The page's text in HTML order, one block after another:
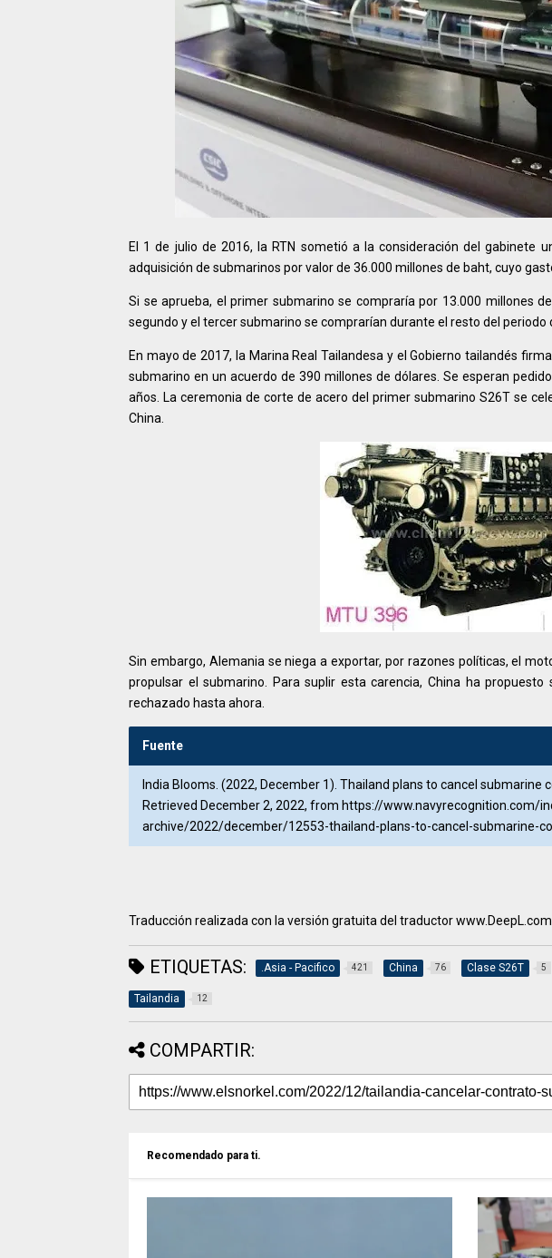
El 1 de julio de 2016, la RTN sometió a la consideración del gabinete
adquisición de submarinos por valor de 36.000 millones de baht, cuyo
Si se aprueba, el primer submarino se compraría por 13.000 millones
segundo y el tercer submarino se comprarían durante el resto del periodo
En mayo de 2017, la Marina Real Tailandesa y el Gobierno tailandés
submarino en un acuerdo de 390 millones de dólares. Se esperan
años. La ceremonia de corte de acero del primer submarino S26T se
China.
Sin embargo, Alemania se niega a exportar, por razones políticas, el
propulsar el submarino. Para suplir esta carencia, China ha propuesto
rechazado hasta ahora.
Fuente
India Blooms. (2022, December 1). Thailand plans to cancel submarine
Retrieved December 2, 2022, from https://www.navyrecognition.com/
archive/2022/december/12553-thailand-plans-to-cancel-submarine-
Traducción realizada con la versión gratuita del traductor
ETIQUETAS: .Asia - Pacifico 421 China 76 Clase S26T 5
Tailandia 12
COMPARTIR:
Recomendado para ti.